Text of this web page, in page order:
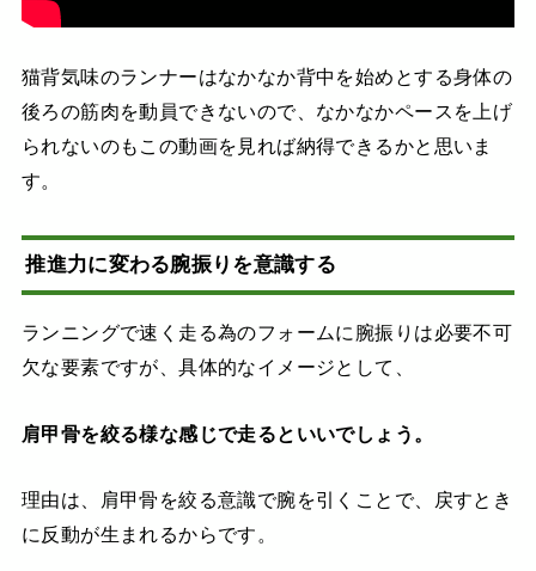
猫背気味のランナーはなかなか背中を始めとする身体の
後ろの筋肉を動員できないので、なかなかペースを上げ
られないのもこの動画を見れば納得できるかと思いま
す。
推進力に変わる腕振りを意識する
ランニングで速く走る為のフォームに腕振りは必要不可
欠な要素ですが、具体的なイメージとして、
肩甲骨を絞る様な感じで走るといいでしょう。
理由は、肩甲骨を絞る意識で腕を引くことで、戻すとき
に反動が生まれるからです。